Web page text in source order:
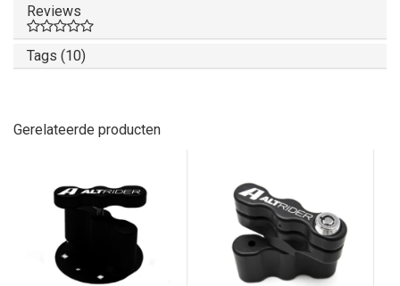
Reviews
Tags (10)
Gerelateerde producten